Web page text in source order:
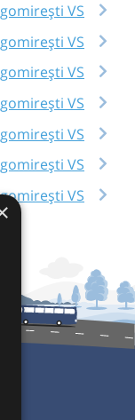
VS
VS
VS
VS
VS
VS
VS